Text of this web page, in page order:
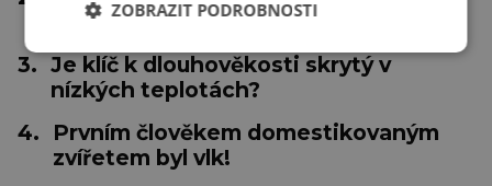
"umělá"?
3. Je klíč k dlouhověkosti skrytý v
nízkých teplotách?
4.
Prvním člověkem domestikovaným
zvířetem byl vlk!
ZOBRAZIT PODROBNOSTI